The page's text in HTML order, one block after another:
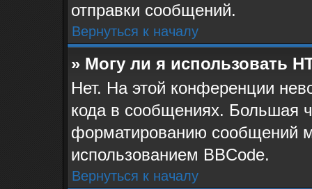
отправки сообщений.
Вернуться к началу
» Могу ли я использовать
Нет. На этой конференции
кода в сообщениях. Большая
форматированию сообщений
использованием BBCode.
Вернуться к началу